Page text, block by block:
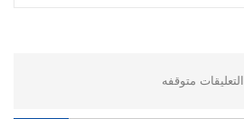
التعليقات متوقفه